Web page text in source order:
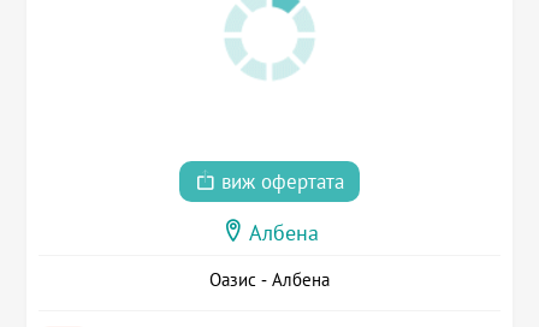
виж офертата
Албена
Оазис - Албена